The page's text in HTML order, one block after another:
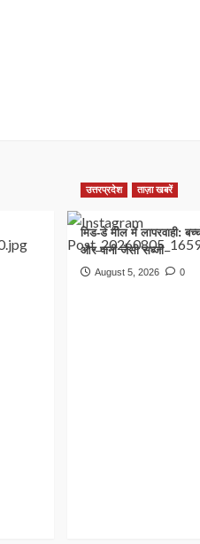
उत्तरप्रदेश ताज़ा खबरें
मिड-डे मील में लापरवाही:
और पानी जैसी सब्जी
August 5, 2026 0